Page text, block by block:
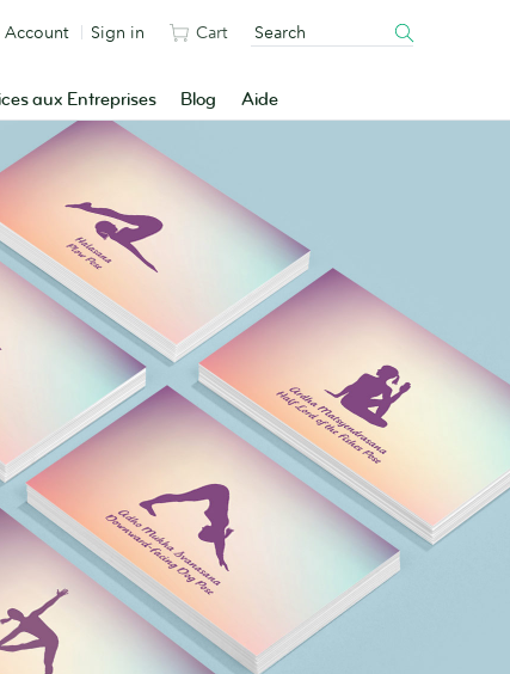
aux Entreprises Blog Aide
Account Sign in Cart